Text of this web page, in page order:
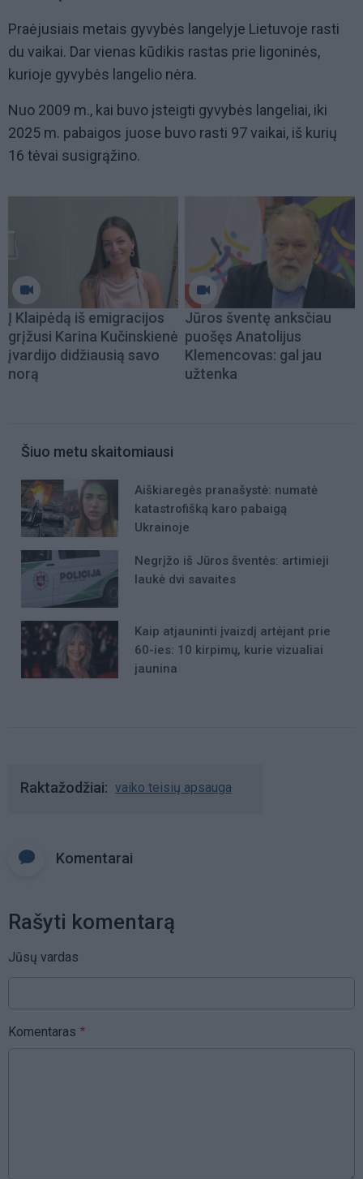
Praėjusiais metais gyvybės langelyje Lietuvoje rasti
du vaikai. Dar vienas kūdikis rastas prie ligoninės,
kurioje gyvybės langelio nėra.
Nuo 2009 m., kai buvo įsteigti gyvybės langeliai, iki
2025 m. pabaigos juose buvo rasti 97 vaikai, iš kurių
16 tėvai susigrąžino.
Į Klaipėdą iš emigracijos
grįžusi Karina Kučinskienė
įvardijo didžiausią savo
norą
Jūros šventę anksčiau
puošęs Anatolijus
Klemencovas: gal jau
užtenka
Šiuo metu skaitomiausi
Aiškiaregės pranašystė: numatė
katastrofišką karo pabaigą
Ukrainoje
Negrįžo iš Jūros šventės: artimieji
laukė dvi savaites
Kaip atjauninti įvaizdį artėjant prie
60-ies: 10 kirpimų, kurie vizualiai
jaunina
Raktažodžiai vaiko teisių apsauga
Komentarai
Rašyti komentarą
Jūsų vardas
Komentaras